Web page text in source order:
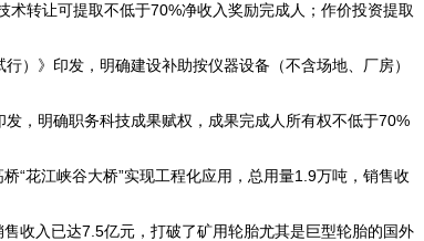
让可提取不低于70%净收入奖励完成人；作价投资提取
》印发，明确建设补助按仪器设备（不含场地、厂房）
明确职务科技成果赋权，成果完成人所有权不低于70%
花江峡谷大桥”实现工程化应用，总用量1.9万吨，销售收
收入已达7.5亿元，打破了矿用轮胎尤其是巨型轮胎的国外